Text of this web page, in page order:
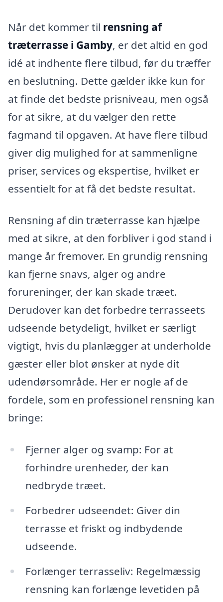
Når det kommer til rensning af
træterrasse i Gamby, er det altid en god
idé at indhente flere tilbud, før du træffer
en beslutning. Dette gælder ikke kun for
at finde det bedste prisniveau, men også
for at sikre, at du vælger den rette
fagmand til opgaven. At have flere tilbud
giver dig mulighed for at sammenligne
priser, services og ekspertise, hvilket er
essentielt for at få det bedste resultat.
Rensning af din træterrasse kan hjælpe
med at sikre, at den forbliver i god stand i
mange år fremover. En grundig rensning
kan fjerne snavs, alger og andre
forureninger, der kan skade træet.
Derudover kan det forbedre terrasseets
udseende betydeligt, hvilket er særligt
vigtigt, hvis du planlægger at underholde
gæster eller blot ønsker at nyde dit
udendørsområde. Her er nogle af de
fordele, som en professionel rensning kan
bringe:
Fjerner alger og svamp: For at
forhindre urenheder, der kan
nedbryde træet.
Forbedrer udseendet: Giver din
terrasse et friskt og indbydende
udseende.
Forlænger terrasseliv: Regelmæssig
rensning kan forlænge levetiden på